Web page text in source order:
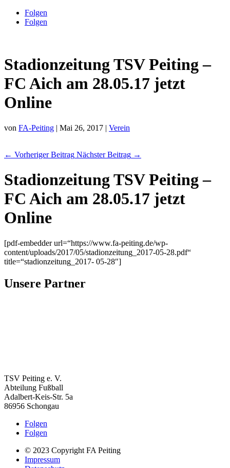
Folgen
Folgen
Stadionzeitung TSV Peiting –
FC Aich am 28.05.17 jetzt
Online
von FA-Peiting | Mai 26, 2017 | Verein
← Vorheriger Beitrag Nächster Beitrag →
Stadionzeitung TSV Peiting –
FC Aich am 28.05.17 jetzt
Online
[pdf-embedder url=“https://www.fa-peiting.de/wp-
content/uploads/2017/05/stadionzeitung_2017-05-28.pdf“
title=“stadionzeitung_2017- 05-28″]
Unsere Partner
TSV Peiting e. V.
Abteilung Fußball
Adalbert-Keis-Str. 5a
86956 Schongau
Folgen
Folgen
© 2023 Copyright FA Peiting
Impressum